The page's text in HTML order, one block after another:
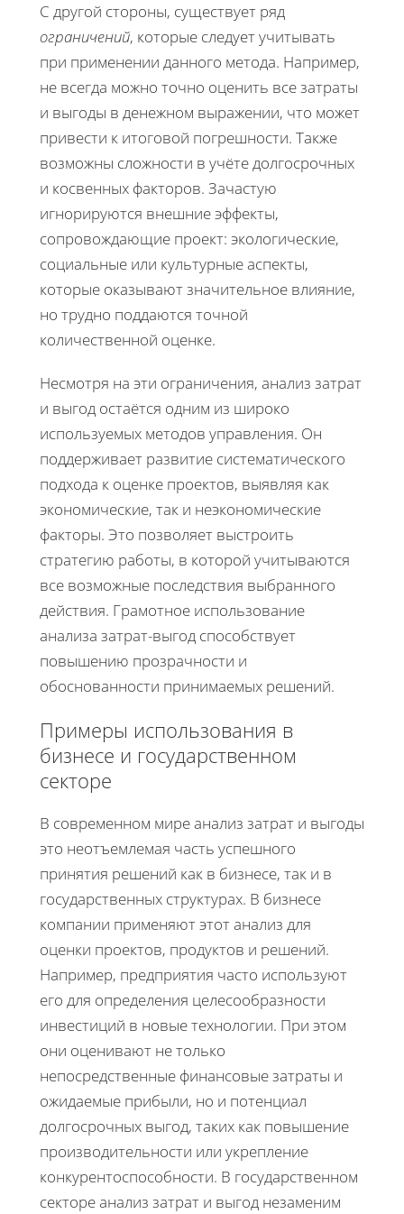
С другой стороны, существует ряд
ограничений, которые следует учитывать
при применении данного метода. Например,
не всегда можно точно оценить все затраты
и выгоды в денежном выражении, что может
привести к итоговой погрешности. Также
возможны сложности в учёте долгосрочных
и косвенных факторов. Зачастую
игнорируются внешние эффекты,
сопровождающие проект: экологические,
социальные или культурные аспекты,
которые оказывают значительное влияние,
но трудно поддаются точной
количественной оценке.
Несмотря на эти ограничения, анализ затрат
и выгод остаётся одним из широко
используемых методов управления. Он
поддерживает развитие систематического
подхода к оценке проектов, выявляя как
экономические, так и неэкономические
факторы. Это позволяет выстроить
стратегию работы, в которой учитываются
все возможные последствия выбранного
действия. Грамотное использование
анализа затрат-выгод способствует
повышению прозрачности и
обоснованности принимаемых решений.
Примеры использования в
бизнесе и государственном
секторе
В современном мире анализ затрат и выгоды
это неотъемлемая часть успешного
принятия решений как в бизнесе, так и в
государственных структурах. В бизнесе
компании применяют этот анализ для
оценки проектов, продуктов и решений.
Например, предприятия часто используют
его для определения целесообразности
инвестиций в новые технологии. При этом
они оценивают не только
непосредственные финансовые затраты и
ожидаемые прибыли, но и потенциал
долгосрочных выгод, таких как повышение
производительности или укрепление
конкурентоспособности. В государственном
секторе анализ затрат и выгод незаменим